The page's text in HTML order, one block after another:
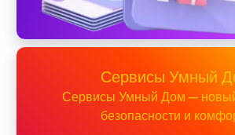
Сервисы Умный
Сервисы Умный Дом —
безопасности и